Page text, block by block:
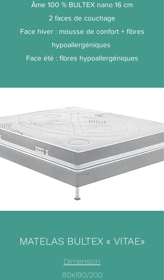
Âme 100 % BULTEX nano 16 cm
2 faces de couchage
Face hiver : mousse de confort + fibres
hypoallergéniques
Face été : fibres hypoallergéniques
MATELAS BULTEX « VITAE»
Dimension
80x190/200